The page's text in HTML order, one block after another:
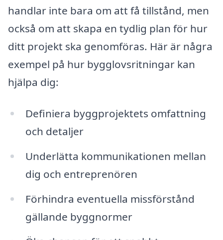
handlar inte bara om att få tillstånd, men
också om att skapa en tydlig plan för hur
ditt projekt ska genomföras. Här är några
exempel på hur bygglovsritningar kan
hjälpa dig:
Definiera byggprojektets omfattning
och detaljer
Underlätta kommunikationen mellan
dig och entreprenören
Förhindra eventuella missförstånd
gällande byggnormer